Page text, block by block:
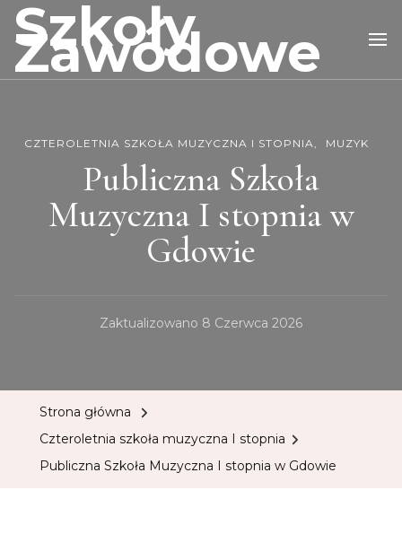
Szkoły
Zawodowe
CZTEROLETNIA SZKOŁA MUZYCZNA I STOPNIA MUZYK
Publiczna Szkoła
Muzyczna I stopnia w
Gdowie
Zaktualizowano 8 Czerwca 2026
Strona główna
Czteroletnia szkoła muzyczna I stopnia
Publiczna Szkoła Muzyczna I stopnia w Gdowie